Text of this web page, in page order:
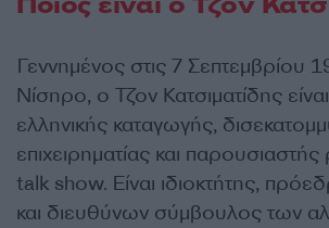
Γεννημένος στις 7 Σεπτεμβρίου
Νίσηρο, ο Τζον Κατσιματίδης
ελληνικής καταγωγής,
επιχειρηματίας και
talk show. Είναι ιδιοκτήτης,
και διευθύνων σύμβουλος των